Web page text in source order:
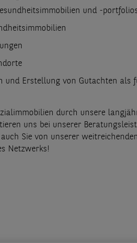
und -
und Erstellung von Gutachten als
durch unsere
uns bei unserer
Sie von unserer weitreichenden
Netzwerks!